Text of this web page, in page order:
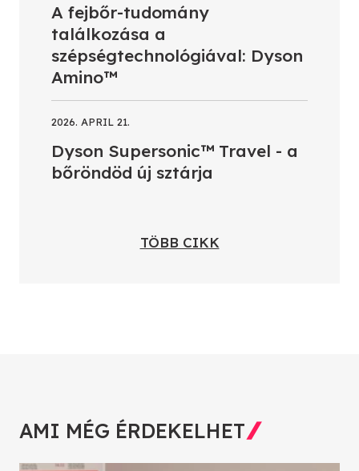
A fejbőr-tudomány
találkozása a
szépségtechnológiával: Dyson
Amino™
2026. APRIL 21.
Dyson Supersonic™ Travel - a
bőröndöd új sztárja
TÖBB CIKK
AMI MÉG ÉRDEKELHET